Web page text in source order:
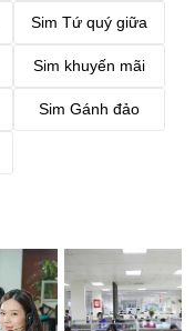
Sim Tứ quý giữa
Sim khuyến mãi
Sim Gánh đảo